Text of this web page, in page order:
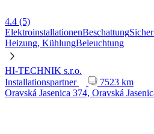
4.4 (5)
ElektroinstallationenBeschattung
Heizung, KühlungBeleuchtung
HI-TECHNIK s.r.o.
Installationspartner
7523 km
Oravská Jasenica 374, Oravská